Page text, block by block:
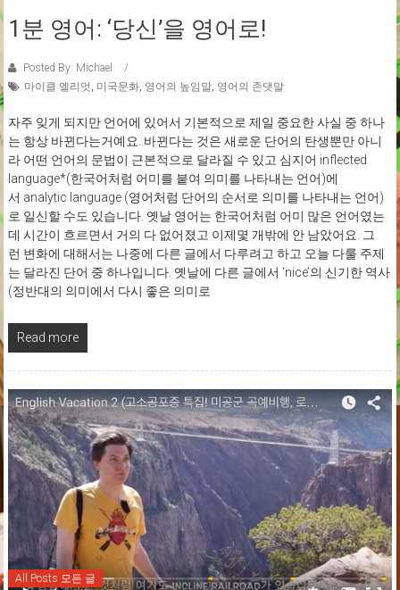
1분 영어: ‘당신’을 영어로!
Posted By: Michael
마이클 엘리엇 , 미국문화, 영어의 높임말, 영어의 존댓말
자주 잊게 되지만 언어에 있어서 기본적으로 제일 중요한 사실 중 하나
는 항상 바뀐다는거예요. 바뀐다는 것은 새로운 단어의 탄생뿐만 아니
라 어떤 언어의 문법이 근본적으로 달라질 수 있고 심지어 inflected
language*(한국어처럼 어미를 붙여 의미를 나타내는 언어)에
서 analytic language (영어처럼 단어의 순서로 의미를 나타내는 언어)
로 일신할 수도 있습니다. 옛날 영어는 한국어처럼 어미 많은 언어였는
데 시간이 흐르면서 거의 다 없어졌고 이제몇 개밖에 안 남았어요. 그
런 변화에 대해서는 나중에 다른 글에서 다루려고 하고 오늘 다룰 주제
는 달라진 단어 중 하나입니다. 옛날에 다른 글에서 ‘nice’의 신기한 역사
(정반대의 의미에서 다시 좋은 의미로
Read more
All Posts 모든 글